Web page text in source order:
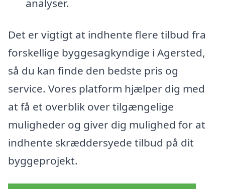
analyser.
Det er vigtigt at indhente flere tilbud fra
forskellige byggesagkyndige i Agersted,
så du kan finde den bedste pris og
service. Vores platform hjælper dig med
at få et overblik over tilgængelige
muligheder og giver dig mulighed for at
indhente skræddersyede tilbud på dit
byggeprojekt.